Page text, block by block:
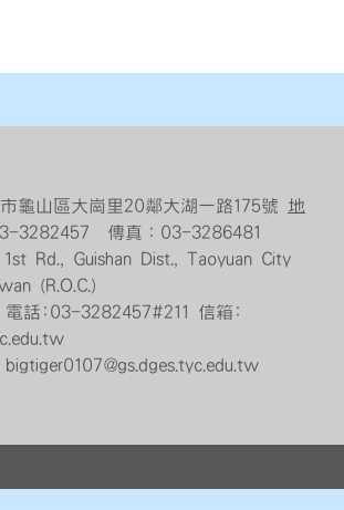
龜山區大崗里20鄰大湖一路175號 地
3282457 傳真：03-3286481
Rd., Guishan Dist., Taoyuan City
(R.O.C.)
電話:03-3282457#211 信箱: